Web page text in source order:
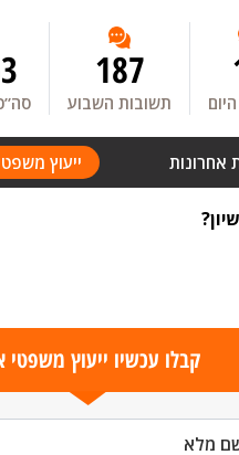
187
תשובות השבוע
אחרונות ייעוץ
קבלו עכשיו ייעוץ משפטי